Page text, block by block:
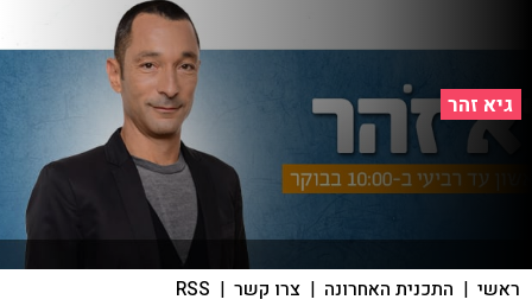
גיא זהר
ראשי | התכנית האחרונה | צרו קשר |
RSS